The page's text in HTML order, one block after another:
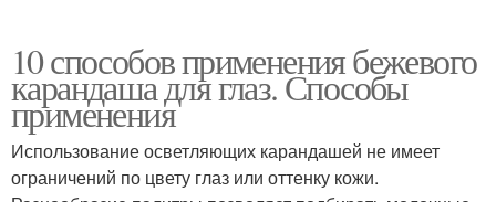
10 способов применения бежевого
карандаша для глаз. Способы
применения
Использование осветляющих карандашей не имеет
ограничений по цвету глаз или оттенку кожи.